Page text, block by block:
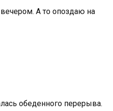
А то опоздаю на
обеденного перерыва.